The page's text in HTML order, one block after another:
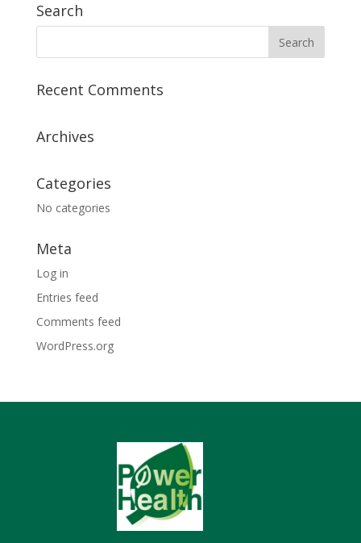
Search
Recent Comments
Archives
Categories
No categories
Meta
Log in
Entries feed
Comments feed
WordPress.org